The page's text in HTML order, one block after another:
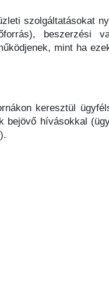
szolgáltatásokat
beszerzési
mint ha
keresztül
hívásokkal